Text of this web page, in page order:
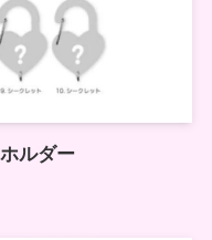
ルダー